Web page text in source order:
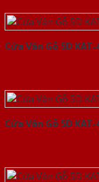
Cửa Vân Gỗ 5D
Cửa Vân Gỗ 5D